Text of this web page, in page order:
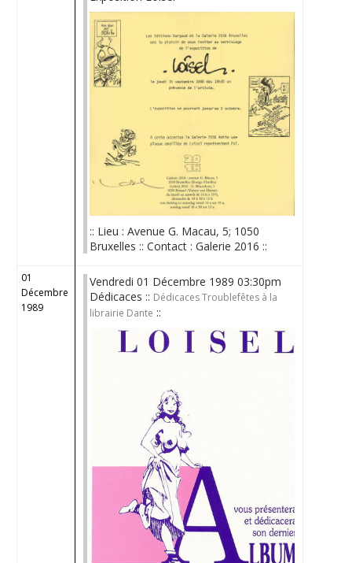
:: Lieu : Avenue G. Macau, 5; 1050
Bruxelles :: Contact : Galerie 2016 ::
01
Décembre
1989
Vendredi 01 Décembre 1989 03:30pm
Dédicaces :: Dédicaces Troublefêtes à la
librairie Dante ::